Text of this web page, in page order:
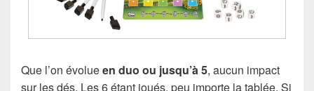
Que l’on évolueen duo ou jusqu’à 5, aucun impact
sur les dés. Les 6 étant joués, peu importe la tablée. Si